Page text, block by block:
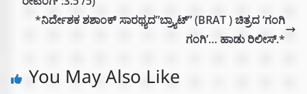
*ನಿರ್ದೇಶಕ ಶಶಾಂಕ್ ಸಾರಥ್ಯದ”ಬ್ರ್ಯಾಟ್” (BRAT ) ಚಿತ್ರದ ‘ಗಂಗಿ
ಗಂಗಿ’… ಹಾಡು ರಿಲೀಸ್.*
You May Also Like